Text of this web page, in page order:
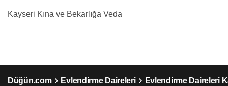
Kayseri Kına ve Bekarlığa Veda
Düğün.com Evlendirme Daireleri Evlendirme Daireleri